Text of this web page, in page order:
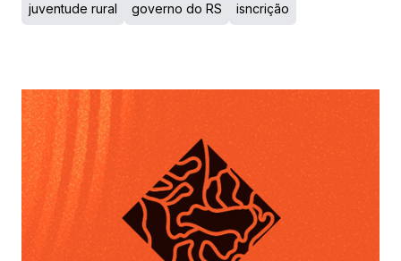
juventude rural governo do RS isncrição